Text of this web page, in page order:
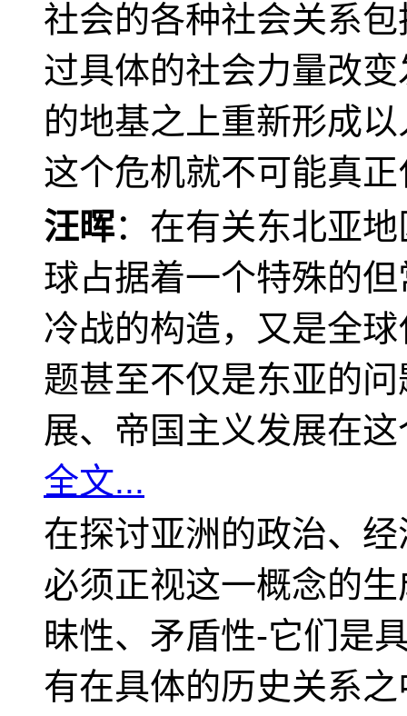
社会的各种社会关系
过具体的社会力量改
的地基之上重新形成
这个危机就不可能真
汪晖：在有关东北亚
球占据着一个特殊的
冷战的构造，又是全
题甚至不仅是东亚的
展、帝国主义发展在
全文...
在探讨亚洲的政治、
必须正视这一概念的
昧性、矛盾性-它们是
有在具体的历史关系